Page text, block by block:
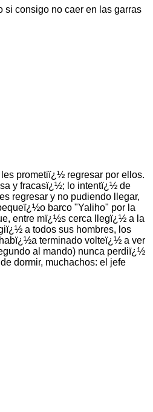
consigo no caer en las garras
prometiï¿½ regresar por ellos.
y fracasï¿½; lo intentï¿½ de
regresar y no pudiendo llegar,
barco "Yaliho" por la
entre mï¿½s cerca llegï¿½ a la
a todos sus hombres, los
terminado volteï¿½ a ver
al mando) nunca perdiï¿½
dormir, muchachos: el jefe